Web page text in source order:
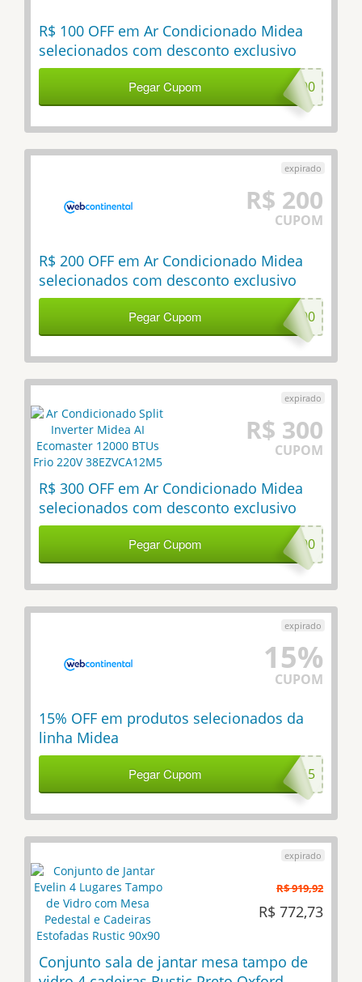
R$ 100 OFF em Ar Condicionado Midea
selecionados com desconto exclusivo
Pegar Cupom MID100
R$ 200
CUPOM
R$ 200 OFF em Ar Condicionado Midea
selecionados com desconto exclusivo
Pegar Cupom MID200
R$ 300
CUPOM
R$ 300 OFF em Ar Condicionado Midea
selecionados com desconto exclusivo
Pegar Cupom MID300
15%
CUPOM
15% OFF em produtos selecionados da
linha Midea
Pegar Cupom MIDEA15
R$ 919,92
R$ 772,73
Conjunto sala de jantar mesa tampo de